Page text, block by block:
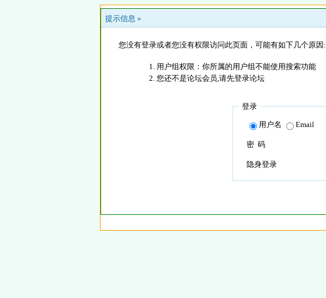
提示信息 »
您没有登录或者您没有权限访问此页面，可能有如下几个原因:
用户组权限：你所属的用户组不能使用搜索功能
您还不是论坛会员,请先登录论坛
登录
用户名 Email
密 码
隐身登录